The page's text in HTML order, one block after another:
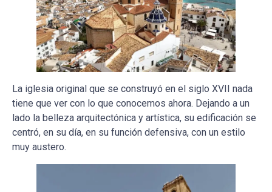
La iglesia original que se construyó en el siglo XVII nada
tiene que ver con lo que conocemos ahora. Dejando a un
lado la belleza arquitectónica y artística, su edificación se
centró, en su día, en su función defensiva, con un estilo
muy austero.